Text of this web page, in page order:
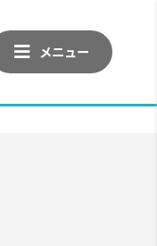
メニュー